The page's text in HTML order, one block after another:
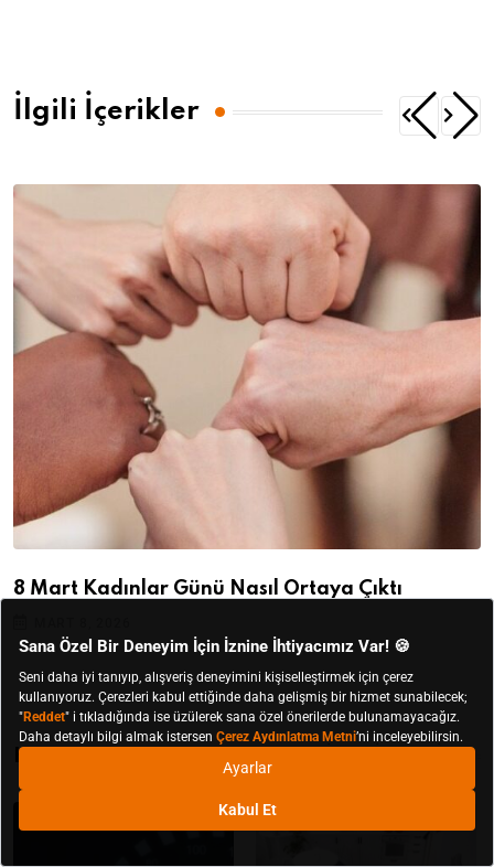
İlgili İçerikler
8 Mart Kadınlar Günü Nasıl Ortaya Çıktı
HAFTANIN EN ÇOK OKUNAN İÇERİKLERİ